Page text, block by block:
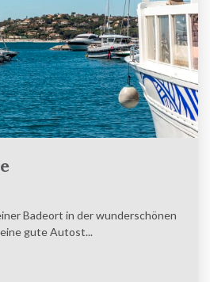
Badeort in der wunderschönen
gute Autost...